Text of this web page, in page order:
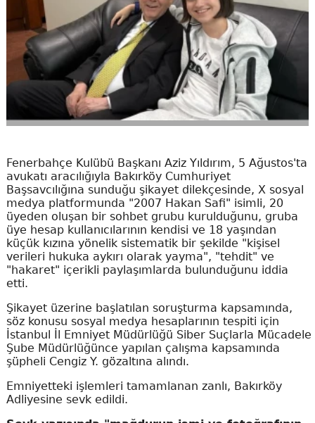
Fenerbahçe Kulübü Başkanı Aziz Yıldırım, 5 Ağustos'ta
avukatı aracılığıyla Bakırköy Cumhuriyet
Başsavcılığına sunduğu şikayet dilekçesinde, X sosyal
medya platformunda "2007 Hakan Safi" isimli, 20
üyeden oluşan bir sohbet grubu kurulduğunu, gruba
üye hesap kullanıcılarının kendisi ve 18 yaşından
küçük kızına yönelik sistematik bir şekilde "kişisel
verileri hukuka aykırı olarak yayma", "tehdit" ve
"hakaret" içerikli paylaşımlarda bulunduğunu iddia
etti.
Şikayet üzerine başlatılan soruşturma kapsamında,
söz konusu sosyal medya hesaplarının tespiti için
İstanbul İl Emniyet Müdürlüğü Siber Suçlarla Mücadele
Şube Müdürlüğünce yapılan çalışma kapsamında
şüpheli Cengiz Y. gözaltına alındı.
Emniyetteki işlemleri tamamlanan zanlı, Bakırköy
Adliyesine sevk edildi.